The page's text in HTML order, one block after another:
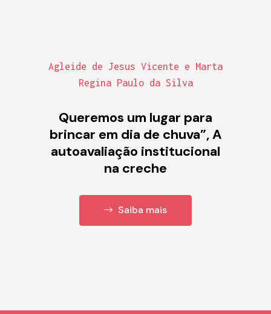
Agleide de Jesus Vicente e Marta
Regina Paulo da Silva
Queremos um lugar para
brincar em dia de chuva”, A
autoavaliação institucional
na creche
Saiba mais